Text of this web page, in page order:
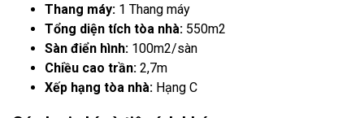
Thang máy: 1 Thang máy
Tổng diện tích tòa nhà: 550m2
Sàn điển hình: 100m2/sàn
Chiều cao trần: 2,7m
Xếp hạng tòa nhà: Hạng C